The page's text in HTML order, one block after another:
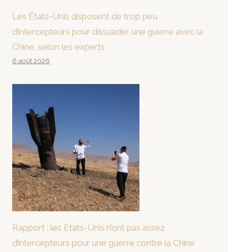
Les États-Unis disposent de trop peu
d’intercepteurs pour dissuader une guerre avec la
Chine, selon les experts
6 août 2026
Rapport : les États-Unis n’ont pas assez
d’intercepteurs pour une guerre contre la Chine